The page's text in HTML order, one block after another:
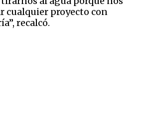
cualquier proyecto con
recalcó.